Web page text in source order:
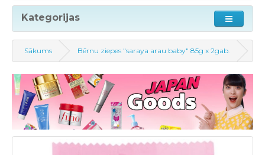
Kategorijas
Sākums Bērnu ziepes "saraya arau baby" 85g x 2gab.